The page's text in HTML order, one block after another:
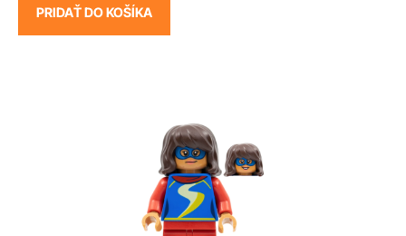
PRIDAŤ DO KOŠÍKA